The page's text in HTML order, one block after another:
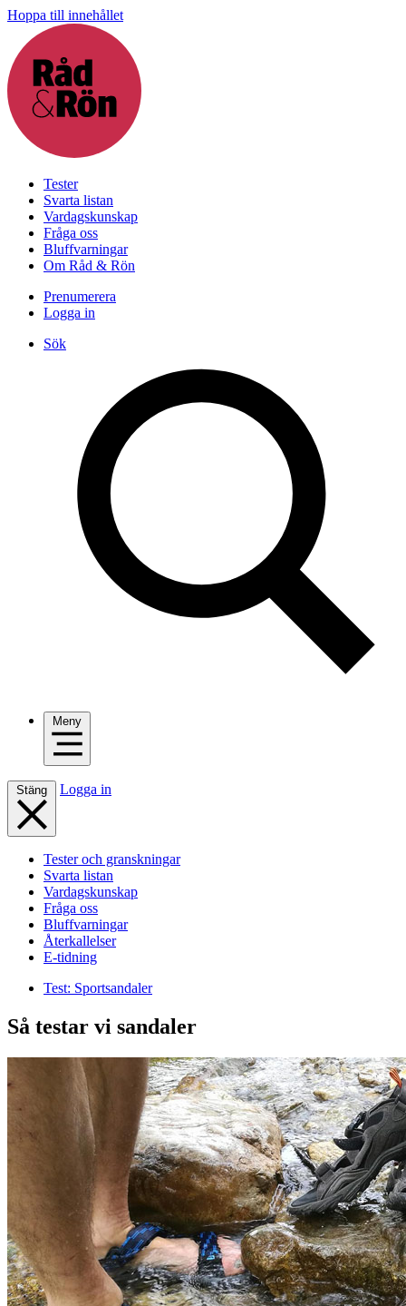
Hoppa till innehållet
Tester
Svarta listan
Vardagskunskap
Fråga oss
Bluffvarningar
Om Råd & Rön
Prenumerera
Logga in
Sök
Meny
Stäng Logga in
Tester och granskningar
Svarta listan
Vardagskunskap
Fråga oss
Bluffvarningar
Återkallelser
E-tidning
Test: Sportsandaler
Så testar vi sandaler